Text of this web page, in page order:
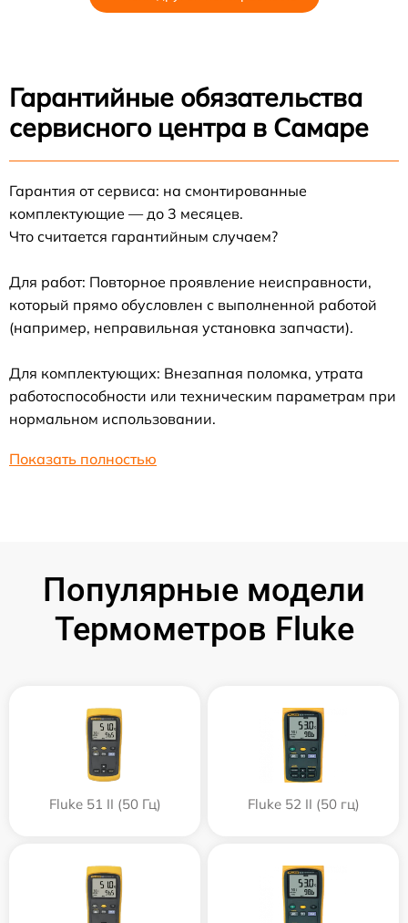
Гарантийные обязательства
сервисного центра в Самаре
Гарантия от сервиса: на смонтированные
комплектующие — до 3 месяцев.
Что считается гарантийным случаем?
Для работ: Повторное проявление неисправности,
который прямо обусловлен с выполненной работой
(например, неправильная установка запчасти).
Для комплектующих: Внезапная поломка, утрата
работоспособности или техническим параметрам при
нормальном использовании.
Показать полностью
Популярные модели
Термометров Fluke
Fluke 51 II (50 Гц) Fluke 52 II (50 гц)